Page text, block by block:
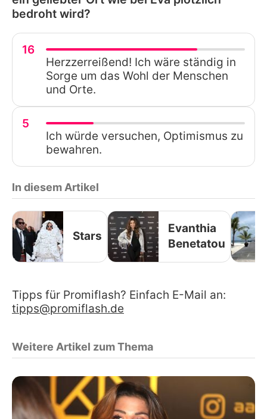
bedroht wird?
16
Herzzerreißend! Ich wäre ständig in
Sorge um das Wohl der Menschen
und Orte.
5
Ich würde versuchen, Optimismus zu
bewahren.
In diesem Artikel
Stars
Evanthia
Benetatou
Tipps für Promiflash? Einfach E-Mail an:
tipps@promiflash.de
Weitere Artikel zum Thema